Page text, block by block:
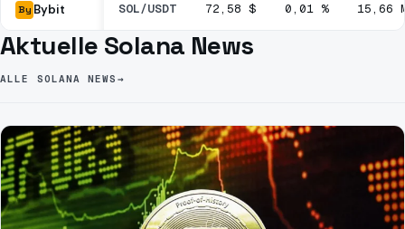
By Bybit SOL/USDT 72,58 $ 0,01 % 15,66
Aktuelle Solana News
ALLE SOLANA NEWS →